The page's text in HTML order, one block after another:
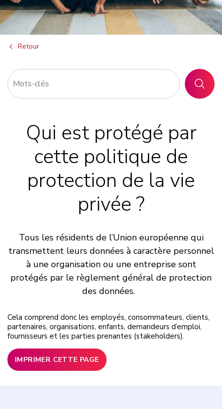
Retour
Qui est protégé par
cette politique de
protection de la vie
privée ?
Tous les résidents de l’Union européenne qui
transmettent leurs données à caractère personnel
à une organisation ou une entreprise sont
protégés par le règlement général de protection
des données.
Cela comprend donc les employés, consommateurs, clients,
partenaires, organisations, enfants, demandeurs d’emploi,
fournisseurs et les parties prenantes (stakeholders).
IMPRIMER CETTE PAGE